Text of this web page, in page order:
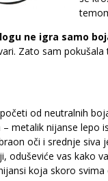
ne igra samo
Zato sam
od neutralnih
metalik nijanse lepo
oči i srednje
oduševiće vas kako
koja skoro